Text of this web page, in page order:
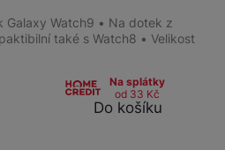
Galaxy Watch9 • Na dotek z
také s Watch8 • Velikost
Na splátky
od 33 Kč
Do košíku